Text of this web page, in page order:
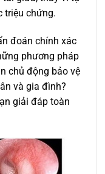
triệu chứng.
đoán chính xác
phương pháp
chủ động bảo vệ
và gia đình?
giải đáp toàn